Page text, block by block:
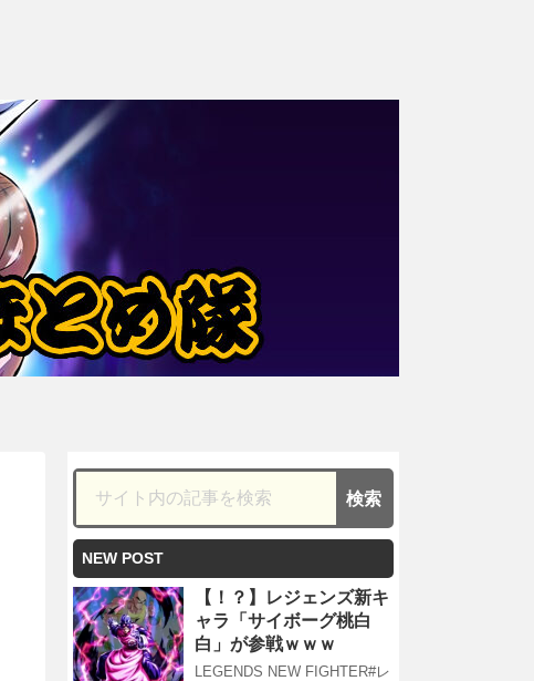
NEW POST
【！？】レジェンズ新キ
ャラ「サイボーグ桃白
白」が参戦ｗｗｗ
LEGENDS NEW FIGHTER#レ